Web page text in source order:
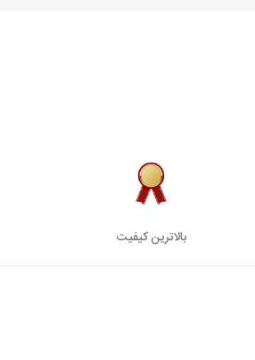
بالاترین کیفیت